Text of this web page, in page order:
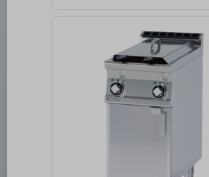
elektrický [kW]: 0.005
Zapalování: Elektrické Druh
plynu: Zemní plyn, propan
krytí ovládacích prvků: